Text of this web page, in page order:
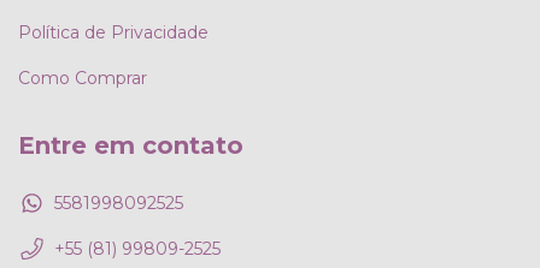
Política de Privacidade
Como Comprar
Entre em contato
5581998092525
+55 (81) 99809-2525